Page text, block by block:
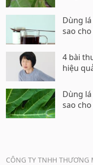
Dùng
sao
4 bài
hiệu
Dùng
sao
CÔNG TY TNHH THƯƠNG